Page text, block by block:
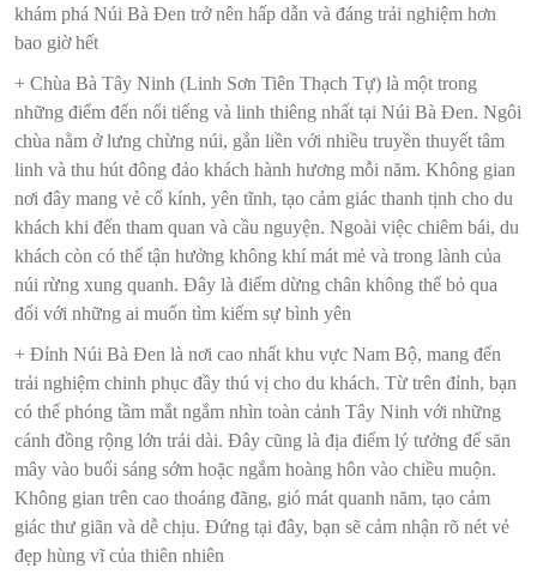
khám phá Núi Bà Đen trở nên hấp dẫn và đáng trải nghiệm hơn
bao giờ hết
+ Chùa Bà Tây Ninh (Linh Sơn Tiên Thạch Tự) là một trong
những điểm đến nổi tiếng và linh thiêng nhất tại Núi Bà Đen. Ngôi
chùa nằm ở lưng chừng núi, gắn liền với nhiều truyền thuyết tâm
linh và thu hút đông đảo khách hành hương mỗi năm. Không gian
nơi đây mang vẻ cổ kính, yên tĩnh, tạo cảm giác thanh tịnh cho du
khách khi đến tham quan và cầu nguyện. Ngoài việc chiêm bái, du
khách còn có thể tận hưởng không khí mát mẻ và trong lành của
núi rừng xung quanh. Đây là điểm dừng chân không thể bỏ qua
đối với những ai muốn tìm kiếm sự bình yên
+ Đỉnh Núi Bà Đen là nơi cao nhất khu vực Nam Bộ, mang đến
trải nghiệm chinh phục đầy thú vị cho du khách. Từ trên đỉnh, bạn
có thể phóng tầm mắt ngắm nhìn toàn cảnh Tây Ninh với những
cánh đồng rộng lớn trải dài. Đây cũng là địa điểm lý tưởng để săn
mây vào buổi sáng sớm hoặc ngắm hoàng hôn vào chiều muộn.
Không gian trên cao thoáng đãng, gió mát quanh năm, tạo cảm
giác thư giãn và dễ chịu. Đứng tại đây, bạn sẽ cảm nhận rõ nét vẻ
đẹp hùng vĩ của thiên nhiên